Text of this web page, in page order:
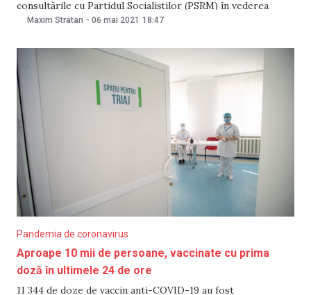
consultările cu Partidul Socialiștilor (PSRM) în vederea
formării unui bloc electoral pentru participarea la alegerile
forțele unioniste
Maxim Stratan - 06 mai 2021 18:47
Pandemia de coronavirus
Aproape 10 mii de persoane, vaccinate cu prima
doză în ultimele 24 de ore
11 344 de doze de vaccin anti-COVID-19 au fost